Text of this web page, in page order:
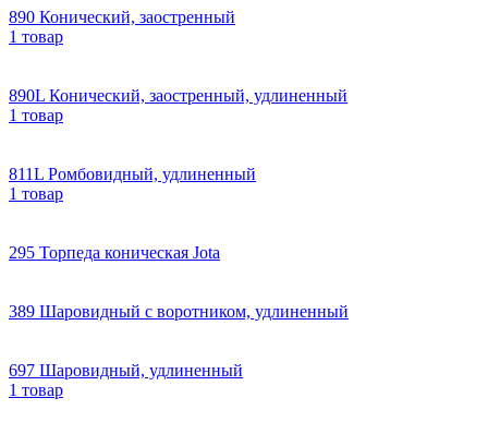
890 Конический, заостренный
1 товар
890L Конический, заостренный, удлиненный
1 товар
811L Ромбовидный, удлиненный
1 товар
295 Торпеда коническая Jota
389 Шаровидный с воротником, удлиненный
697 Шаровидный, удлиненный
1 товар